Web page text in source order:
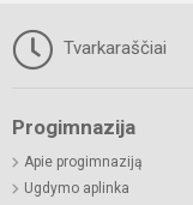
Tvarkaraščiai
Progimnazija
Apie progimnaziją
Ugdymo aplinka